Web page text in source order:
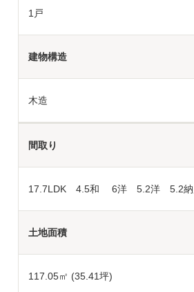
1戸
建物構造
木造
間取り
17.7LDK 4.5和 6洋 5.2洋 5.2納
土地面積
117.05㎡ (35.41坪)